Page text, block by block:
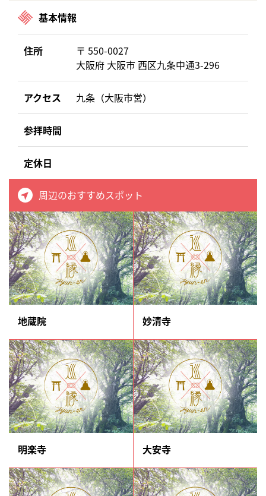
基本情報
住所
〒 550-0027
大阪府 大阪市 西区九条中通3-296
アクセス 九条（大阪市営）
参拝時間
定休日
周辺のおすすめスポット
地蔵院 妙清寺
明楽寺 大安寺